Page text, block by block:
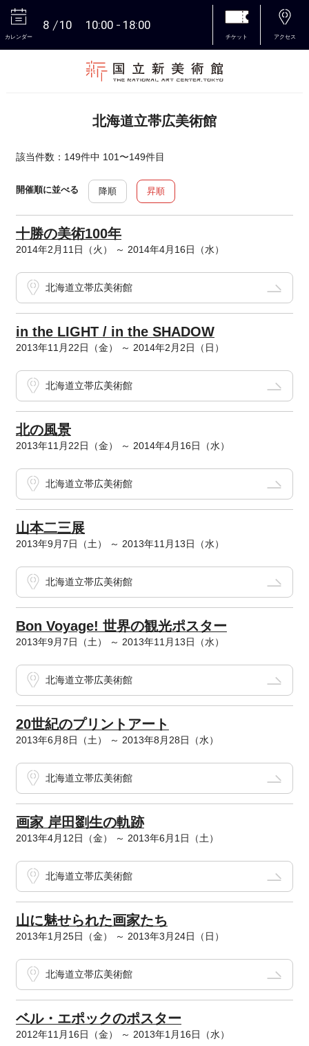
カレンダー
8 10 10:00 18:00
チケット アクセス
北海道立帯広美術館
該当件数：149件中 101〜149件目
開催順に並べる 降順 昇順
十勝の美術100年
2014年2月11日（火） ～ 2014年4月16日（水）
北海道立帯広美術館
in the LIGHT / in the SHADOW
2013年11月22日（金） ～ 2014年2月2日（日）
北海道立帯広美術館
北の風景
2013年11月22日（金） ～ 2014年4月16日（水）
北海道立帯広美術館
山本二三展
2013年9月7日（土） ～ 2013年11月13日（水）
北海道立帯広美術館
Bon Voyage! 世界の観光ポスター
2013年9月7日（土） ～ 2013年11月13日（水）
北海道立帯広美術館
20世紀のプリントアート
2013年6月8日（土） ～ 2013年8月28日（水）
北海道立帯広美術館
画家 岸田劉生の軌跡
2013年4月12日（金） ～ 2013年6月1日（土）
北海道立帯広美術館
山に魅せられた画家たち
2013年1月25日（金） ～ 2013年3月24日（日）
北海道立帯広美術館
ベル・エポックのポスター
2012年11月16日（金） ～ 2013年1月16日（水）